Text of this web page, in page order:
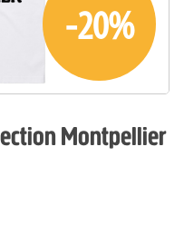
-20%
Montpellier